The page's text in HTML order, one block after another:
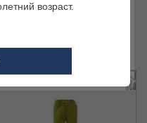
возраст.